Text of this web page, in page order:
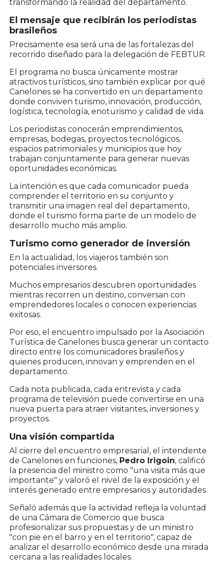
transformando la realidad del departamento.
El mensaje que recibirán los periodistas
brasileños
Precisamente esa será una de las fortalezas del
recorrido diseñado para la delegación de FEBTUR.
El programa no busca únicamente mostrar
atractivos turísticos, sino también explicar por qué
Canelones se ha convertido en un departamento
donde conviven turismo, innovación, producción,
logística, tecnología, enoturismo y calidad de vida.
Los periodistas conocerán emprendimientos,
empresas, bodegas, proyectos tecnológicos,
espacios patrimoniales y municipios que hoy
trabajan conjuntamente para generar nuevas
oportunidades económicas.
La intención es que cada comunicador pueda
comprender el territorio en su conjunto y
transmitir una imagen real del departamento,
donde el turismo forma parte de un modelo de
desarrollo mucho más amplio.
Turismo como generador de inversión
En la actualidad, los viajeros también son
potenciales inversores.
Muchos empresarios descubren oportunidades
mientras recorren un destino, conversan con
emprendedores locales o conocen experiencias
exitosas.
Por eso, el encuentro impulsado por la Asociación
Turística de Canelones busca generar un contacto
directo entre los comunicadores brasileños y
quienes producen, innovan y emprenden en el
departamento.
Cada nota publicada, cada entrevista y cada
programa de televisión puede convertirse en una
nueva puerta para atraer visitantes, inversiones y
proyectos.
Una visión compartida
Al cierre del encuentro empresarial, el intendente
de Canelones en funciones, Pedro Irigoin, calificó
la presencia del ministro como "una visita más que
importante" y valoró el nivel de la exposición y el
interés generado entre empresarios y autoridades.
Señaló además que la actividad refleja la voluntad
de una Cámara de Comercio que busca
profesionalizar sus propuestas y de un ministro
"con pie en el barro y en el territorio", capaz de
analizar el desarrollo económico desde una mirada
cercana a las realidades locales.